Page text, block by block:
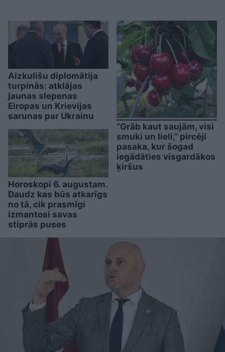
Aizkulišu diplomātija
turpinās: atklājas
jaunas slepenas
Eiropas un Krievijas
sarunas par Ukrainu
Horoskopi 6. augustam.
Daudz kas būs atkarīgs
no tā, cik prasmīgi
izmantosi savas
stiprās puses
“Grāb kaut saujām, visi
smuki un lieli,” pircēji
pasaka, kur šogad
iegādāties visgardākos
ķiršus